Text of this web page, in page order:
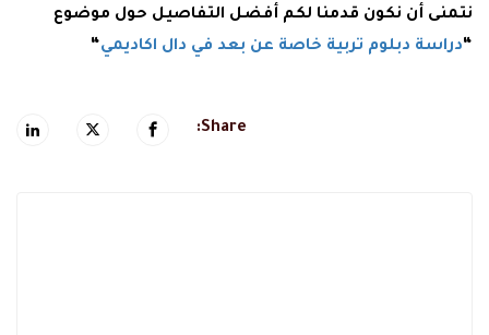
نتمنى أن نكون قدمنا لكم أفضل التفاصيل حول موضوع
“دراسة دبلوم تربية خاصة عن بعد في دال اكاديمي“
Share: